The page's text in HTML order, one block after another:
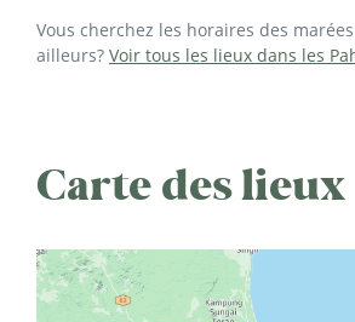
Vous cherchez les horaires des
ailleurs? Voir tous les lieux dans les
Carte des lieux